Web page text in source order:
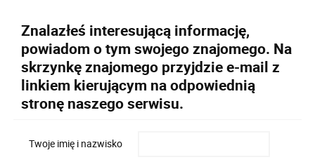
Znalazłeś interesującą informację,
powiadom o tym swojego znajomego. Na
skrzynkę znajomego przyjdzie e-mail z
linkiem kierującym na odpowiednią
stronę naszego serwisu.
Twoje imię i nazwisko